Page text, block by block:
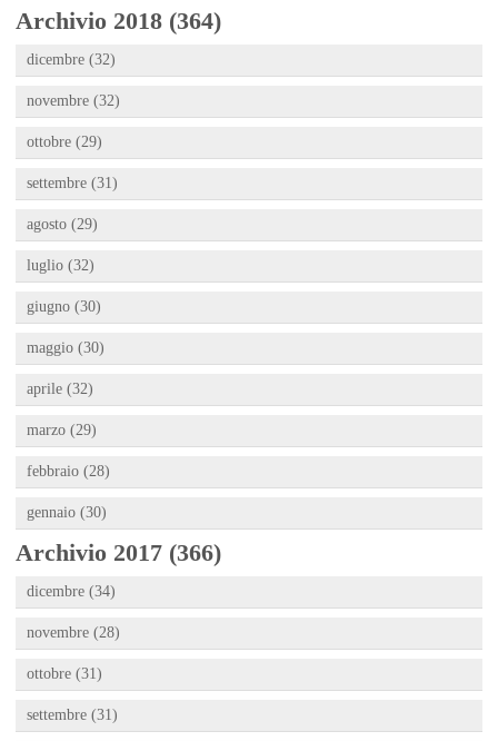
Archivio 2018 (364)
dicembre (32)
novembre (32)
ottobre (29)
settembre (31)
agosto (29)
luglio (32)
giugno (30)
maggio (30)
aprile (32)
marzo (29)
febbraio (28)
gennaio (30)
Archivio 2017 (366)
dicembre (34)
novembre (28)
ottobre (31)
settembre (31)